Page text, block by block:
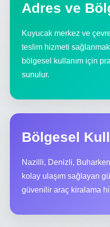
Adres ve
Kuyucak merkez ve
teslim hizmeti
bölgesel kullanım için
sunulur.
Bölgesel
Nazilli, Denizli,
kolay ulaşım sağlayan
güvenilir araç kiralama